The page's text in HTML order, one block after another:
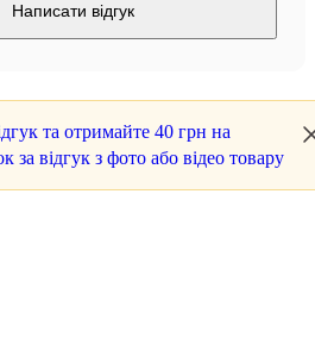
Написати відгук
та отримайте 40 грн на
за відгук з фото або відео товару